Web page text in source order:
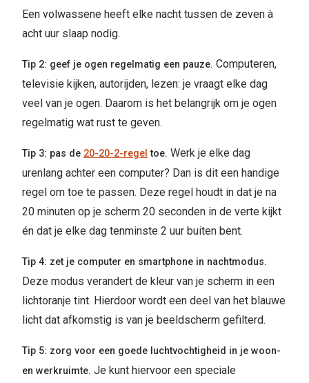
Een volwassene heeft elke nacht tussen de zeven à
acht uur slaap nodig.
Tip 2: geef je ogen regelmatig een pauze. Computeren,
televisie kijken, autorijden, lezen: je vraagt elke dag
veel van je ogen. Daarom is het belangrijk om je ogen
regelmatig wat rust te geven.
Tip 3: pas de 20-20-2-regel toe. Werk je elke dag
urenlang achter een computer? Dan is dit een handige
regel om toe te passen. Deze regel houdt in dat je na
20 minuten op je scherm 20 seconden in de verte kijkt
én dat je elke dag tenminste 2 uur buiten bent.
Tip 4: zet je computer en smartphone in nachtmodus.
Deze modus verandert de kleur van je scherm in een
lichtoranje tint. Hierdoor wordt een deel van het blauwe
licht dat afkomstig is van je beeldscherm gefilterd.
Tip 5: zorg voor een goede luchtvochtigheid in je woon-
en werkruimte. Je kunt hiervoor een speciale